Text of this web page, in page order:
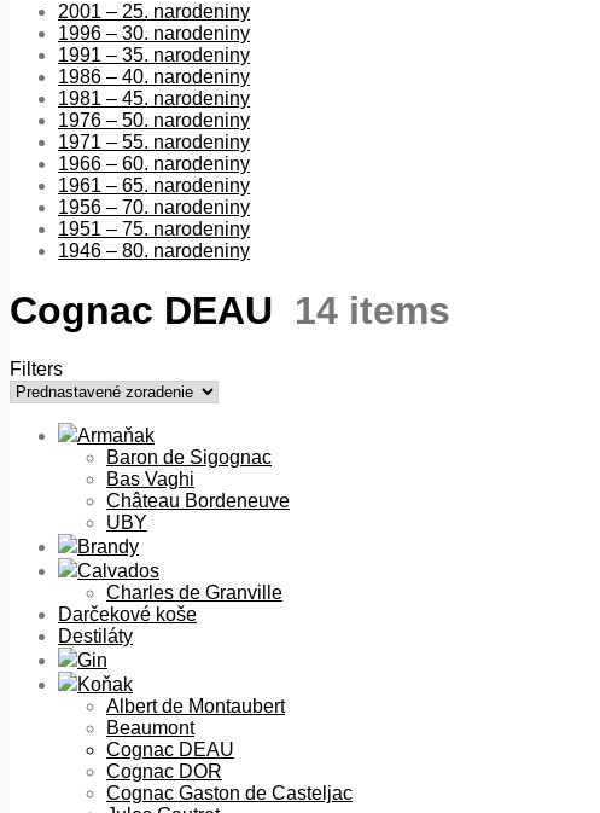
2001 – 25. narodeniny
1996 – 30. narodeniny
1991 – 35. narodeniny
1986 – 40. narodeniny
1981 – 45. narodeniny
1976 – 50. narodeniny
1971 – 55. narodeniny
1966 – 60. narodeniny
1961 – 65. narodeniny
1956 – 70. narodeniny
1951 – 75. narodeniny
1946 – 80. narodeniny
Cognac DEAU 14 items
Filters
Armaňak
Baron de Sigognac
Bas Vaghi
Château Bordeneuve
UBY
Brandy
Calvados
Charles de Granville
Darčekové koše
Destiláty
Gin
Koňak
Albert de Montaubert
Beaumont
Cognac DEAU
Cognac DOR
Cognac Gaston de Casteljac